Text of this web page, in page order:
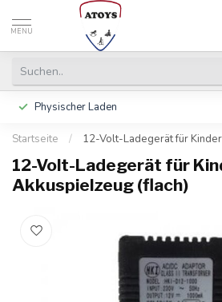
MENU
Physischer Laden
Startseite / 12-Volt-Ladegerät für
12-Volt-Ladegerät für
Akkuspielzeug (flach)